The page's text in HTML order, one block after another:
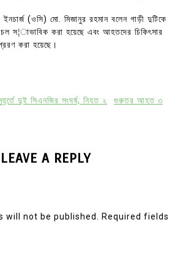
ইনচার্জ (ওসি) মো. মিজানুর রহমান বলেন গাড়ী দুটিকে
স¦াভাবিক করা হয়েছে এবং আহতদের চিকিৎসার
করা হয়েছে।
দুই সিএনজির সংঘর্ষ; নিহত ২ গুরুতর আহত ৩
LEAVE A REPLY
will not be published.
Required fields